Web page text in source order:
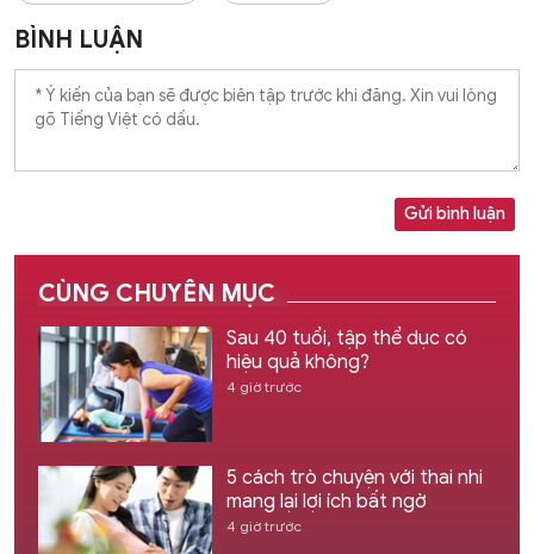
BÌNH LUẬN
Gửi bình luận
CÙNG CHUYÊN MỤC
Sau 40 tuổi, tập thể dục có
hiệu quả không?
4 giờ trước
5 cách trò chuyện với thai nhi
mang lại lợi ích bất ngờ
4 giờ trước